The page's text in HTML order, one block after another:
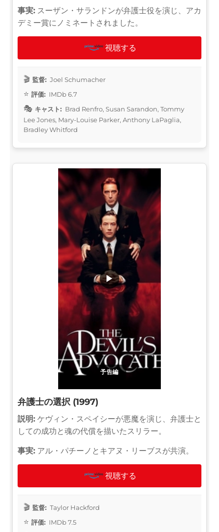
事実: スーザン・サランドンが弁護士役を演じ、アカ
デミー賞にノミネートされました。
視聴する
監督: Joel Schumacher
評価: IMDb 6.7
キャスト: Brad Renfro, Susan Sarandon, Tommy
Lee Jones, Mary-Louise Parker, Anthony LaPaglia,
Bradley Whitford
予告編
▶
弁護士の選択 (1997)
説明: ケヴィン・スペイシーが悪魔を演じ、弁護士と
しての成功と魂の代償を描いたスリラー。
事実: アル・パチーノとキアヌ・リーブスが共演。
視聴する
監督: Taylor Hackford
評価: IMDb 7.5